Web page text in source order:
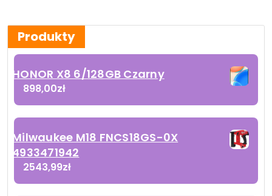
Produkty
HONOR X8 6/128GB Czarny
898,00zł
Milwaukee M18 FNCS18GS-0X
4933471942
2543,99zł